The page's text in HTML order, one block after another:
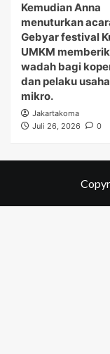
Kemudian Anna
menuturkan
Gebyar festival
UMKM
wadah bagi
dan pelaku usaha
mikro.
Jakartakoma
Juli 26, 2026
0